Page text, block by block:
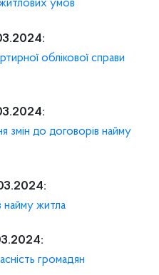
умов
облікової справи
змін до договорів найму
найму житла
громадян